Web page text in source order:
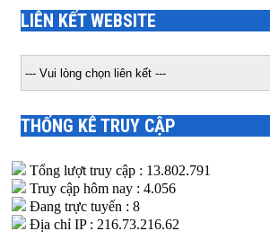
LIÊN KẾT WEBSITE
THỐNG KÊ TRUY CẬP
Tổng lượt truy cập : 13.802.791
Truy cập hôm nay : 4.056
Đang trực tuyến : 8
Địa chỉ IP : 216.73.216.62